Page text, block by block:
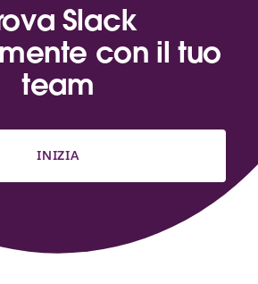
Slack
con il tuo
team
INIZIA